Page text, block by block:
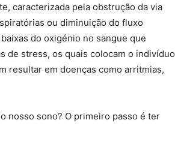
caracterizada pela obstrução da via
ou diminuição do fluxo
do oxigénio no sangue que
de stress, os quais colocam o indivíduo
resultar em doenças como arritmias,
nosso sono? O primeiro passo é ter